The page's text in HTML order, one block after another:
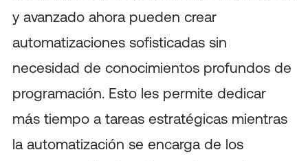
y avanzado ahora pueden crear
automatizaciones sofisticadas sin
necesidad de conocimientos profundos de
programación. Esto les permite dedicar
más tiempo a tareas estratégicas mientras
la automatización se encarga de los